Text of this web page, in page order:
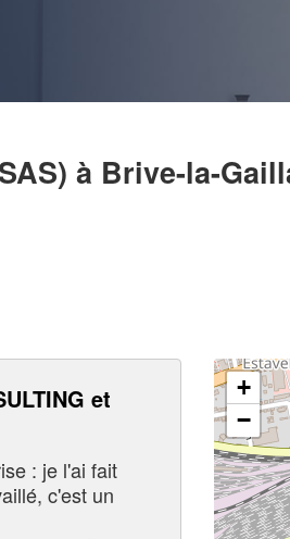
à Brive-la-
et
: je l'ai fait
c'est un
+
−